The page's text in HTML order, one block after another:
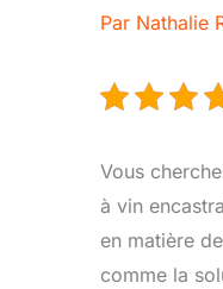
Par Nathalie
Vous
à vin
en matière
comme la